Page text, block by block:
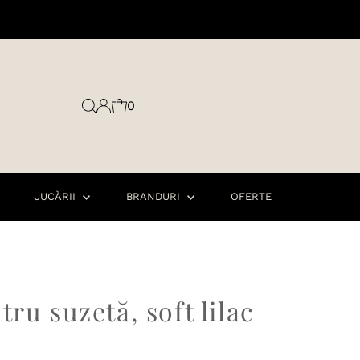
0
JUCĂRII BRANDURI OFERTE
suzetă, soft lilac